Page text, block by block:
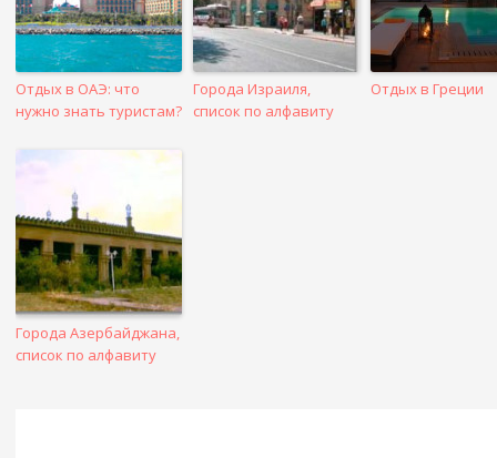
Отдых в ОАЭ: что
нужно знать туристам?
Города Израиля,
список по алфавиту
Отдых в Греции
Города Азербайджана,
список по алфавиту